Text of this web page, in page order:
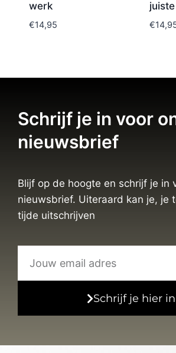
werk
€14,95 €
Schrijf je in voor
nieuwsbrief
Blijf op de hoogte en schrijf je in
nieuwsbrief. Uiteraard kan je, je
tijde uitschrijven
Schrijf je hier